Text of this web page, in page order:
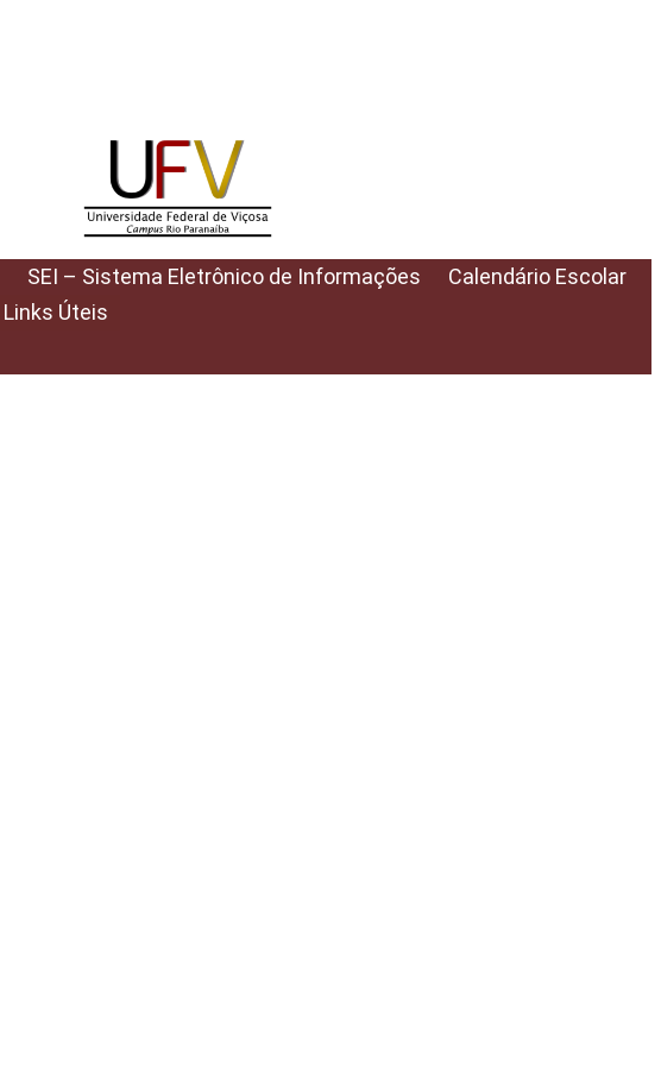
SEI – Sistema Eletrônico de Informações
Calendário Escolar
Links Úteis